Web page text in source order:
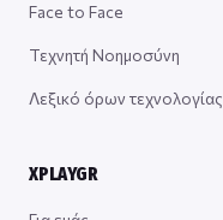
Face to Face
Τεχνητή Νοημοσύνη
Λεξικό όρων τεχνολογίας
XPLAYGR